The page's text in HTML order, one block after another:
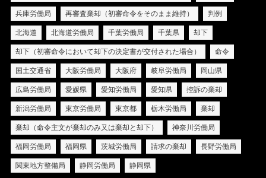
兵庫労働局 再審査棄却（初審命令をそのまま維持） 判例
北海道 北海道労働局 千葉労働局 千葉県 却下
却下（初審命令において却下の決定書が交付された場合） 命令
国土交通省 大阪労働局 大阪府 岐阜労働局 岡山県
広島労働局 愛媛県 愛知労働局 愛知県 控訴の棄却
新潟労働局 東京労働局 東京都 栃木労働局 棄却
棄却（命令主文が棄却のみ又は棄却と却下） 神奈川労働局
福岡労働局 福岡県 茨城労働局 請求の棄却 長野労働局
関東地方整備局 静岡労働局 静岡県